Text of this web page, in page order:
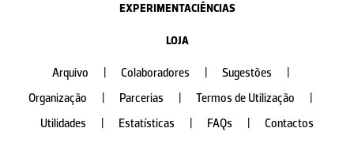
EXPERIMENTACIÊNCIAS
LOJA
Arquivo Colaboradores Sugestões
Organização
Parcerias Termos de Utilização
Utilidades
Estatísticas FAQs Contactos